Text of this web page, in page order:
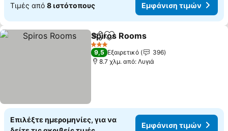
Τιμές από 8 ιστότοπους Εμφάνιση τιμών
Κοινοποίηση
Προσθήκη στα αγαπημένα
Spiros Rooms
3 Αστέρια
9,5 Εξαιρετικό
396
8.7 χλμ. από: Λυγιά
Επιλέξτε ημερομηνίες, για να
Εμφάνιση τιμών